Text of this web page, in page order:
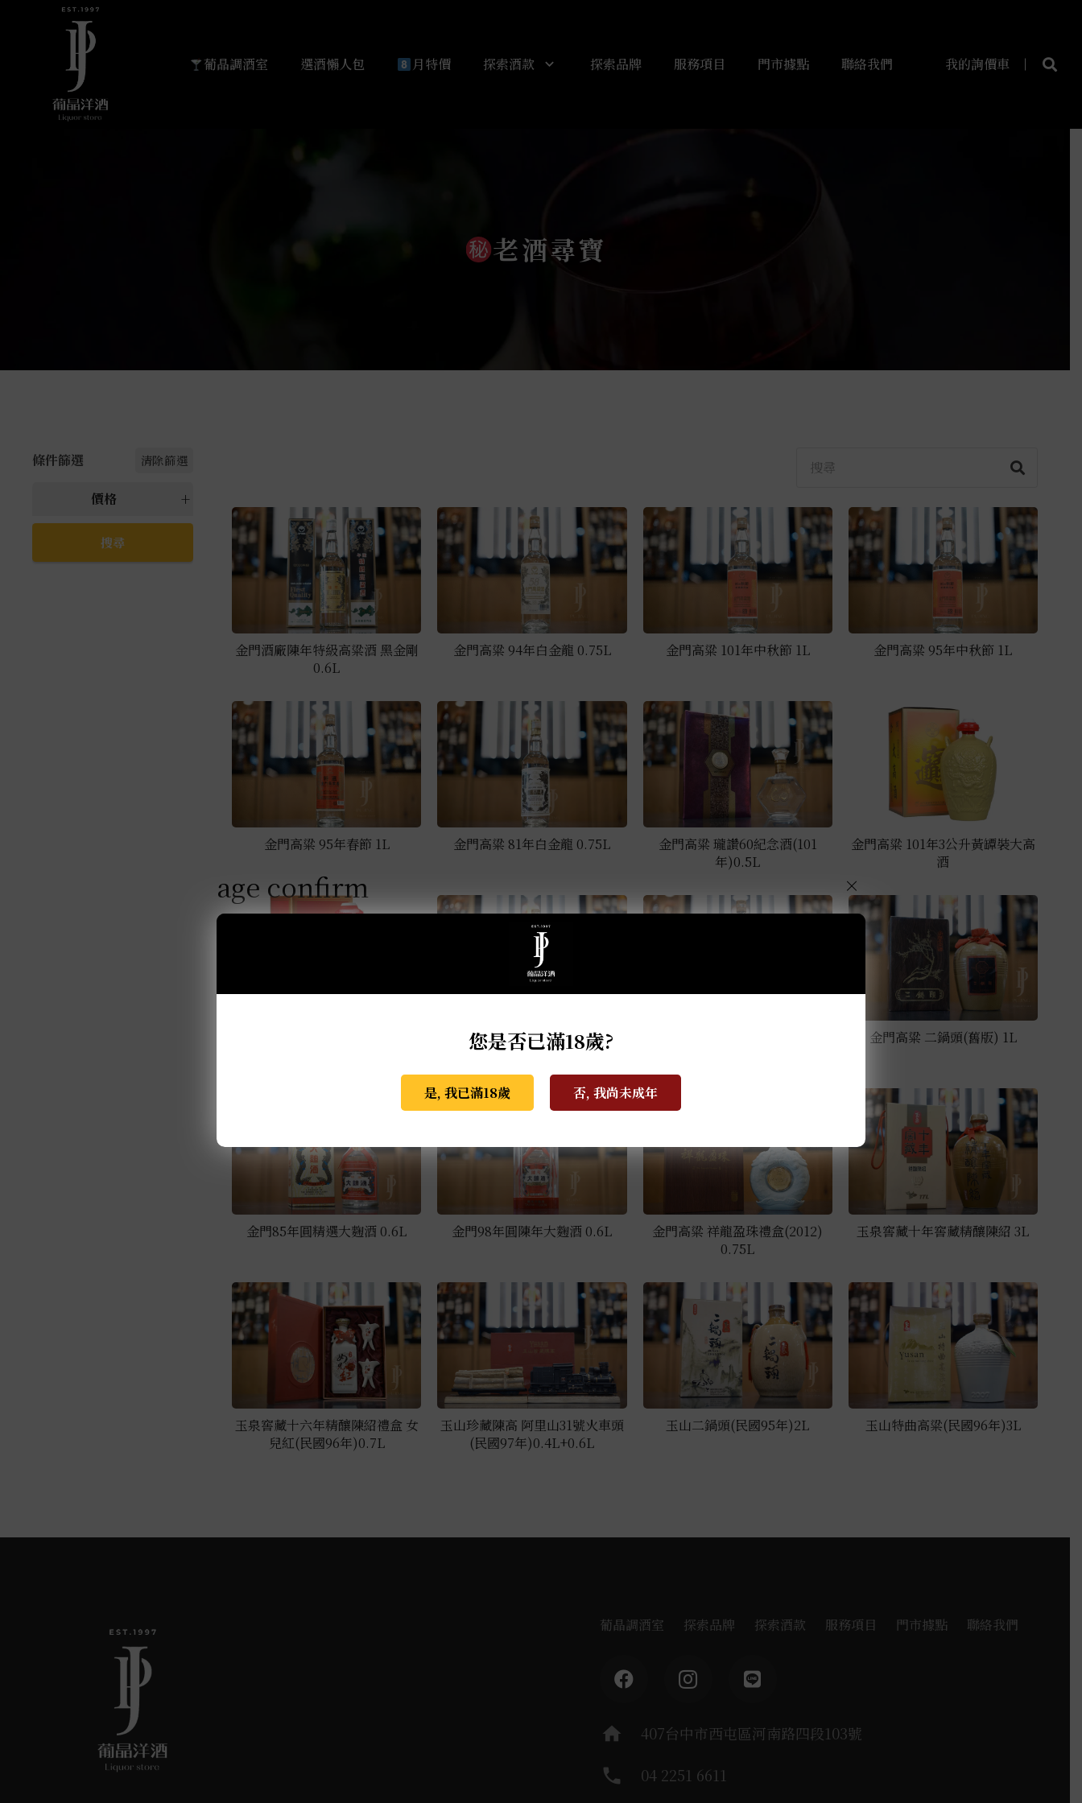
葡晶調酒室 選酒懶人包 月特價 探索酒款 探索品牌 服務項目 門市據點 聯絡我們 我的詢價車
老酒尋寶
條件篩選 清除篩選
價格
所有 價格
萬元以上
金門酒廠陳年特級高粱酒 黑金剛
0.6L
金門高粱 94年白金龍 0.75L 金門高粱 101年中秋節 1L 金門高粱 95年中秋節 1L
金門高粱 95年春節 1L 金門高粱 81年白金龍 0.75L
金門高粱 瓏讚60紀念酒(101
年)0.5L
金門高粱 101年3公升黃罈裝大高
酒
金門高粱 101年端午節 1L 金門高粱 二鍋頭(舊版) 1L
金門85年圓精選大麴酒 0.6L 金門98年圓陳年大麴酒 0.6L
金門高粱 祥龍盈珠禮盒(2012)
0.75L
玉泉窖藏十年窖藏精釀陳紹 3L
玉泉窖藏十六年精釀陳紹禮盒 女
兒紅(民國96年)0.7L
玉山珍藏陳高 阿里山31號火車頭
(民國97年)0.4L+0.6L
玉山二鍋頭(民國95年)2L 玉山特曲高粱(民國96年)3L
葡晶調酒室 探索品牌 探索酒款 服務項目 門市據點 聯絡我們
home 407台中市西屯區河南路四段103號
phone 04 2251 6611
age confirm
您是否已滿18歲?
是, 我已滿18歲 否, 我尚未成年
×